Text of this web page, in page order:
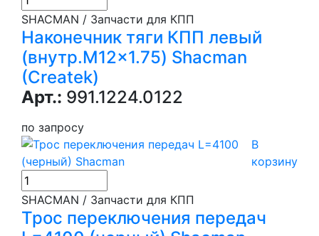
SHACMAN / Запчасти для КПП
Наконечник тяги КПП левый
(внутр.M12x1.75) Shacman
(Createk)
Арт.: 991.1224.0122
по запросу
В
корзину
SHACMAN / Запчасти для КПП
Трос переключения передач